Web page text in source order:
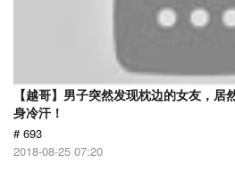
【越哥】男子突然发现枕边的女友，
身冷汗！
# 693
2018-08-25 07:20